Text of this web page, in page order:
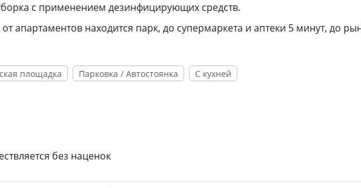
с применением дезинфицирующих средств.
апартаментов находится парк, до супермаркета и аптеки 5 минут, до
площадка Парковка / Автостоянка С кухней
без наценок